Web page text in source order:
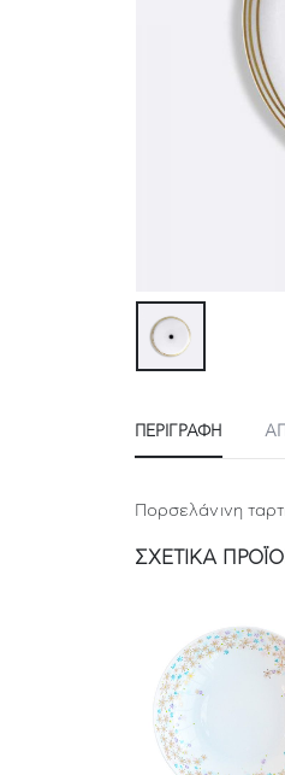
ΠΕΡΙΓΡΑΦΉ
Πορσελάνινη
ΣΧΕΤΙΚΆ